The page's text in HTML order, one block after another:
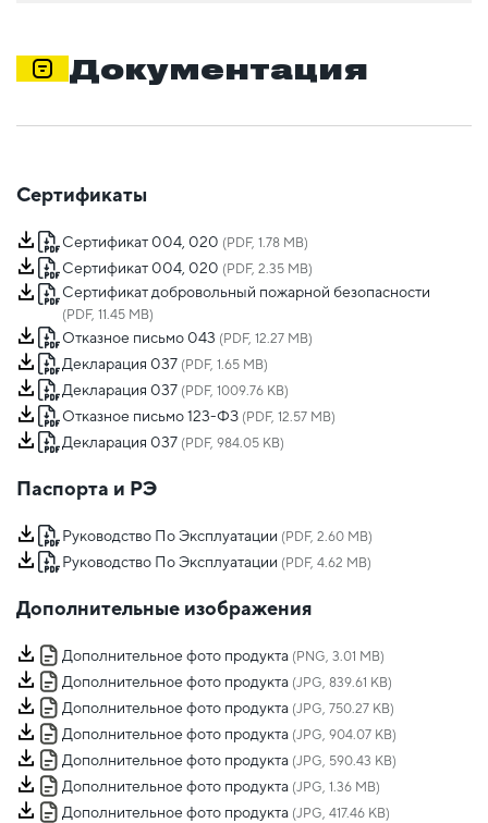
Документация
Сертификаты
Сертификат 004, 020 (PDF, 1.78 MB)
Сертификат 004, 020 (PDF, 2.35 MB)
Сертификат добровольный пожарной безопасности
(PDF, 11.45 MB)
Отказное письмо 043 (PDF, 12.27 MB)
Декларация 037 (PDF, 1.65 MB)
Декларация 037 (PDF, 1009.76 KB)
Отказное письмо 123-ФЗ (PDF, 12.57 MB)
Декларация 037 (PDF, 984.05 KB)
Паспорта и РЭ
Руководство По Эксплуатации (PDF, 2.60 MB)
Руководство По Эксплуатации (PDF, 4.62 MB)
Дополнительные изображения
Дополнительное фото продукта (PNG, 3.01 MB)
Дополнительное фото продукта (JPG, 839.61 KB)
Дополнительное фото продукта (JPG, 750.27 KB)
Дополнительное фото продукта (JPG, 904.07 KB)
Дополнительное фото продукта (JPG, 590.43 KB)
Дополнительное фото продукта (JPG, 1.36 MB)
Дополнительное фото продукта (JPG, 417.46 KB)